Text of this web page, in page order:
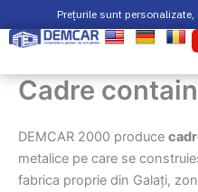
Prețurile sunt
to
content
Cadre
DEMCAR 2000 produce
metalice pe care se
fabrica proprie din Galați,